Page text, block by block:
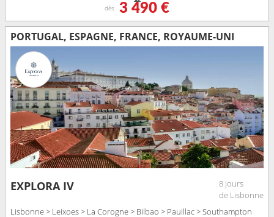
dès 3 490 €
PORTUGAL, ESPAGNE, FRANCE, ROYAUME-UNI
EXPLORA IV
8 jours
de Lisbonne
Lisbonne > Leixoes > La Corogne > Bilbao > Pauillac > Southampton